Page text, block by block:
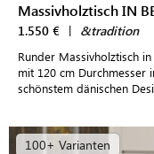
1.550 € | &tradition
Runder Massivholztisch in
mit 120 cm Durchmesser
schönstem dänischen
100+ Varianten